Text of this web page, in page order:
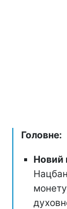
Головне:
Новий